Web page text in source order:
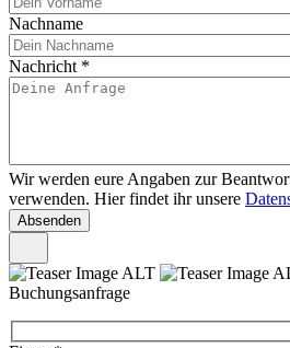
Nachname
Nachricht *
Wir werden eure Angaben zur
verwenden. Hier findet ihr unsere
Buchungsanfrage